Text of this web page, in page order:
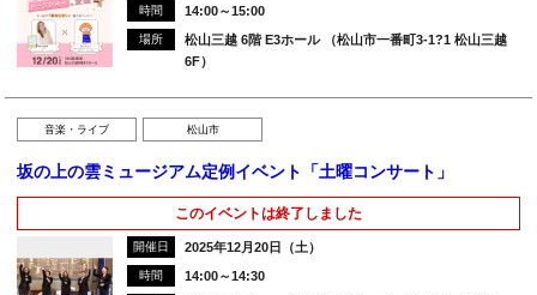
時間 14:00～15:00
場所
松山三越 6階 E3ホール （松山市一番町3-1?1 松山三越
6F）
音楽・ライブ 松山市
坂の上の雲ミュージアム定例イベント「土曜コンサート」
このイベントは終了しました
開催日 2025年12月20日（土）
時間 14:00～14:30